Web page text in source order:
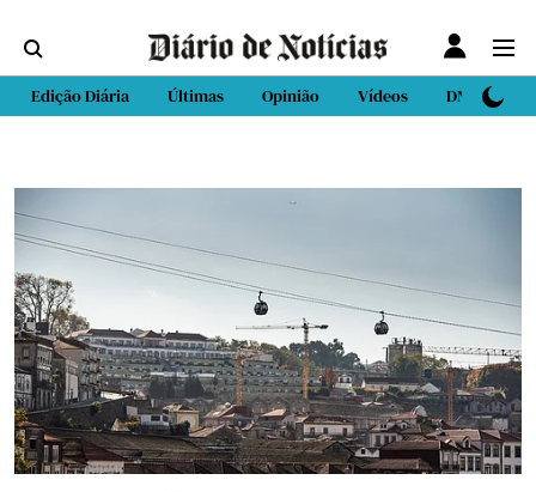
Edição Diária Últimas Opinião Vídeos DN Sport